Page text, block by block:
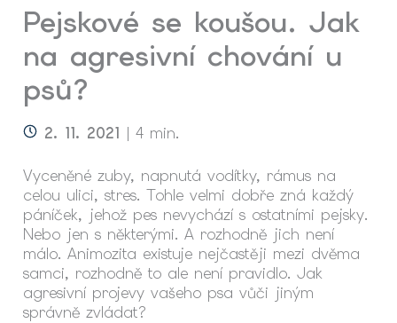
Pejskové se koušou. Jak
na agresivní chování u
psů?
2. 11. 2021 | 4 min.
Vyceněné zuby, napnutá vodítky, rámus na
celou ulici, stres. Tohle velmi dobře zná každý
páníček, jehož pes nevychází s ostatními pejsky.
Nebo jen s některými. A rozhodně jich není
málo. Animozita existuje nejčastěji mezi dvěma
samci, rozhodně to ale není pravidlo. Jak
agresivní projevy vašeho psa vůči jiným
správně zvládat?